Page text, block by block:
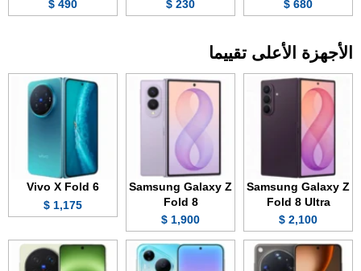
680 $
230 $
490 $
الأجهزة الأعلى تقييما
Samsung Galaxy Z
Fold 8 Ultra
2,100 $
Samsung Galaxy Z
Fold 8
1,900 $
Vivo X Fold 6
1,175 $